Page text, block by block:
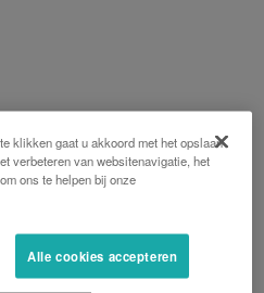
klikken gaat u akkoord met het opslaan
verbeteren van websitenavigatie, het
ons te helpen bij onze
Alle cookies accepteren